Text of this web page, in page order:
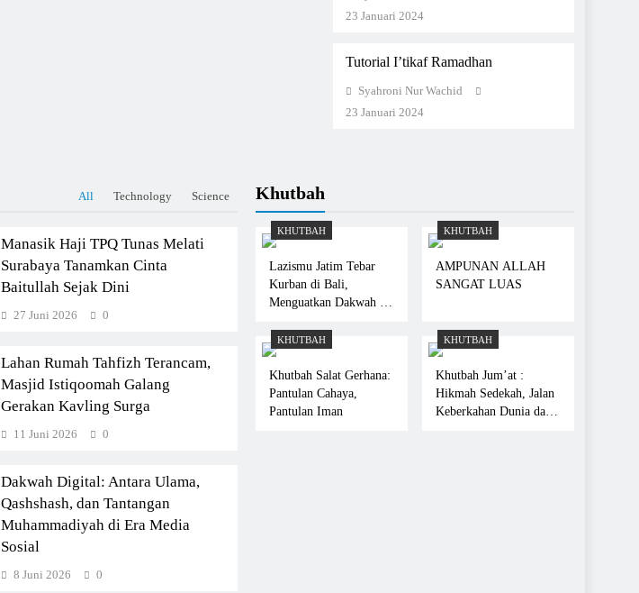
23 Januari 2024
Tutorial I’tikaf Ramadhan
Syahroni Nur Wachid
23 Januari 2024
All Technology Science
Manasik Haji TPQ Tunas Melati
Surabaya Tanamkan Cinta
Baitullah Sejak Dini
27 Juni 2026 0
Lahan Rumah Tahfizh Terancam,
Masjid Istiqoomah Galang
Gerakan Kavling Surga
11 Juni 2026 0
Dakwah Digital: Antara Ulama,
Qashshash, dan Tantangan
Muhammadiyah di Era Media
Sosial
8 Juni 2026 0
Khutbah
KHUTBAH
Lazismu Jatim Tebar
Kurban di Bali,
Menguatkan Dakwah di
Muslim
KHUTBAH
AMPUNAN ALLAH
SANGAT LUAS
KHUTBAH
Khutbah Salat Gerhana:
Pantulan Cahaya,
Pantulan Iman
KHUTBAH
Khutbah Jum’at :
Hikmah Sedekah, Jalan
Keberkahan Dunia dan